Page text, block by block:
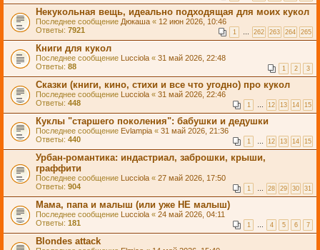
Некукольная вещь, идеально подходящая для моих кукол
Последнее сообщение Дюкаша « 12 июн 2026, 10:46
Ответы: 7921 1 … 262 263 264 265
Книги для кукол
Последнее сообщение Lucciola « 31 май 2026, 22:48
Ответы: 88 1 2 3
Сказки (книги, кино, стихи и все что угодно) про кукол
Последнее сообщение Lucciola « 31 май 2026, 22:46
Ответы: 448 1 … 12 13 14 15
Куклы "старшего поколения": бабушки и дедушки
Последнее сообщение Evlampia « 31 май 2026, 21:36
Ответы: 440 1 … 12 13 14 15
Урбан-романтика: индастриал, заброшки, крыши,
граффити
Последнее сообщение Lucciola « 27 май 2026, 17:50
Ответы: 904 1 … 28 29 30 31
Мама, папа и малыш (или уже НЕ малыш)
Последнее сообщение Lucciola « 24 май 2026, 04:11
Ответы: 181 1 … 4 5 6 7
Blondes attack